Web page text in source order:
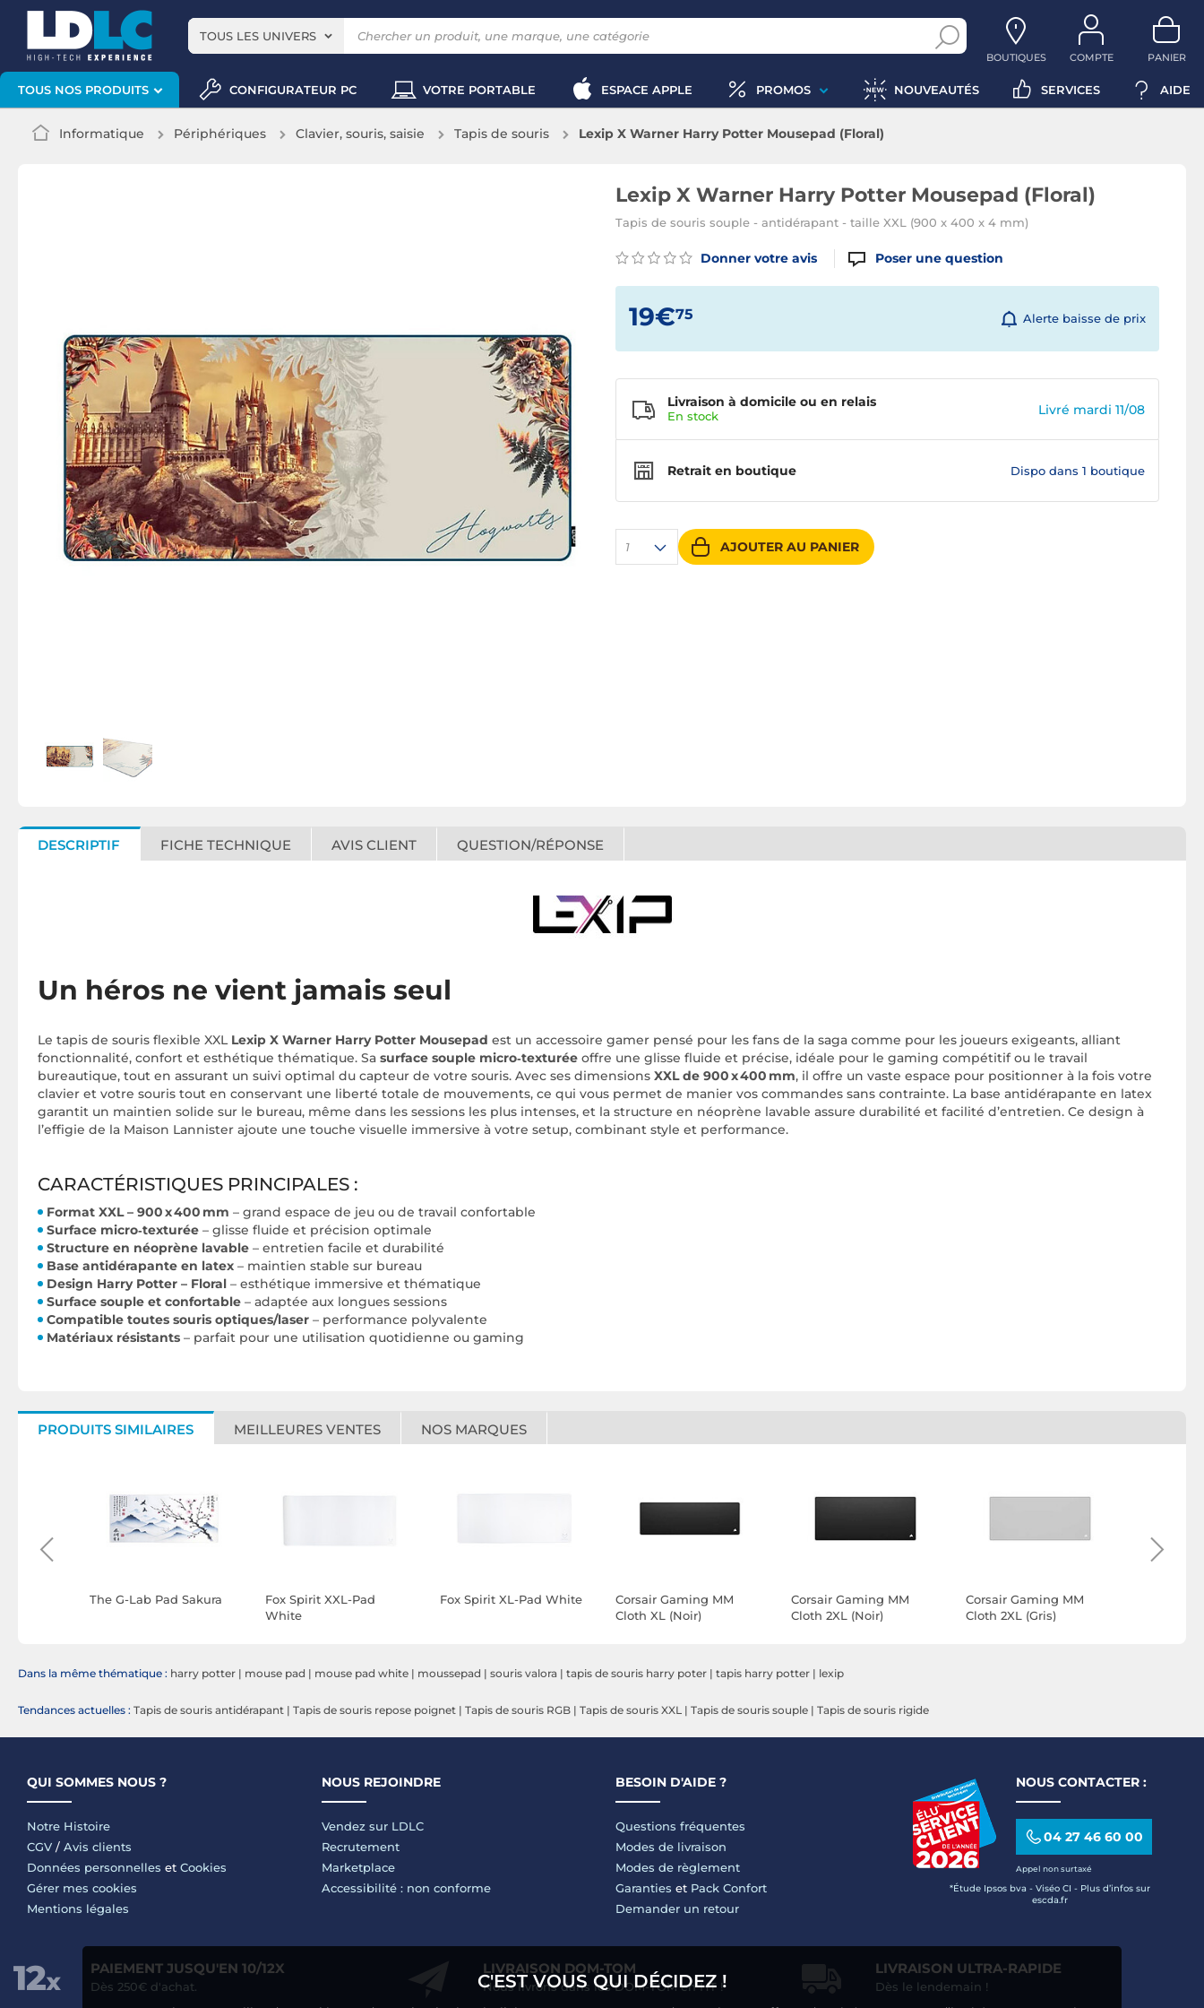
TOUS LES UNIVERS
BOUTIQUES COMPTE PANIER
TOUS NOS PRODUITS CONFIGURATEUR PC VOTRE PORTABLE ESPACE APPLE PROMOS NOUVEAUTÉS SERVICES AIDE
Informatique Périphériques Clavier, souris, saisie Tapis de souris Lexip X Warner Harry Potter Mousepad (Floral)
Lexip X Warner Harry Potter Mousepad (Floral)
Tapis de souris souple - antidérapant - taille XXL (900 x 400 x 4 mm)
Donner votre avis Poser une question
19€75 Alerte baisse de prix
1 AJOUTER AU PANIER
Livraison à domicile ou en relais
En stock Livré mardi 11/08
Retrait en boutique Dispo dans 1 boutique
DESCRIPTIF FICHE TECHNIQUE AVIS CLIENT QUESTION/RÉPONSE
Un héros ne vient jamais seul
Le tapis de souris flexible XXLLexip X Warner Harry Potter Mousepad est un accessoire gamer pensé pour les fans de la saga comme pour les joueurs exigeants, alliant
fonctionnalité, confort et esthétique thématique. Sa surface souple micro‑texturée offre une glisse fluide et précise, idéale pour le gaming compétitif ou le travail
bureautique, tout en assurant un suivi optimal du capteur de votre souris. Avec ses dimensions XXL de 900 x 400 mm, il offre un vaste espace pour positionner à la fois votre
clavier et votre souris tout en conservant une liberté totale de mouvements, ce qui vous permet de manier vos commandes sans contrainte. La base antidérapante en latex
garantit un maintien solide sur le bureau, même dans les sessions les plus intenses, et la structure en néoprène lavable assure durabilité et facilité d’entretien. Ce design à
l’effigie de la Maison Lannister ajoute une touche visuelle immersive à votre setup, combinant style et performance.
CARACTÉRISTIQUES PRINCIPALES :
Format XXL – 900 x 400 mm – grand espace de jeu ou de travail confortable
Surface micro‑texturée – glisse fluide et précision optimale
Structure en néoprène lavable – entretien facile et durabilité
Base antidérapante en latex – maintien stable sur bureau
Design Harry Potter – Floral – esthétique immersive et thématique
Surface souple et confortable – adaptée aux longues sessions
Compatible toutes souris optiques/laser – performance polyvalente
Matériaux résistants – parfait pour une utilisation quotidienne ou gaming
PRODUITS SIMILAIRES MEILLEURES VENTES NOS MARQUES
The G-Lab Pad Sakura
Fox Spirit XXL-Pad
White
Fox Spirit XL-Pad White
Corsair Gaming MM
Cloth XL (Noir)
Corsair Gaming MM
Cloth 2XL (Noir)
Corsair Gaming MM
Cloth 2XL (Gris)
Dans la même thématique : harry potter | mouse pad | mouse pad white | moussepad | souris valora | tapis de souris harry poter | tapis harry potter | lexip
Tendances actuelles : Tapis de souris antidérapant | Tapis de souris repose poignet | Tapis de souris RGB | Tapis de souris XXL | Tapis de souris souple | Tapis de souris rigide
QUI SOMMES NOUS ?
Notre Histoire
CGV / Avis clients
Données personnelles et Cookies
Gérer mes cookies
Mentions légales
NOUS REJOINDRE
Vendez sur LDLC
Recrutement
Marketplace
Accessibilité : non conforme
BESOIN D'AIDE ?
Questions fréquentes
Modes de livraison
Modes de règlement
Garanties et Pack Confort
Demander un retour
NOUS CONTACTER :
04 27 46 60 00
Appel non surtaxé
*Étude Ipsos bva - Viséo CI - Plus d’infos sur
escda.fr
PAIEMENT JUSQU'EN 10/12X
Dès 250€ d'achat.
LIVRAISON DOM-TOM
Nous livrons dans les DOM-TOM en HT !
LIVRAISON ULTRA-RAPIDE
Dès le lendemain !
C'EST VOUS QUI DÉCIDEZ !